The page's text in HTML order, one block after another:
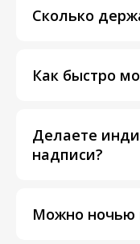
Сколько
Как быстро
Делаете
надписи?
Можно ночью